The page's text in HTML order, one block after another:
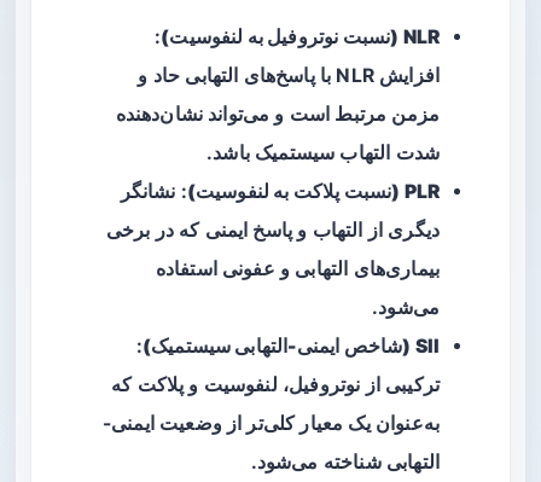
NLR (نسبت نوتروفیل به لنفوسیت)
:
افزایش NLR با پاسخ‌های التهابی حاد و
مزمن مرتبط است و می‌تواند نشان‌دهنده
شدت التهاب سیستمیک باشد.
PLR (نسبت پلاکت به لنفوسیت)
: نشانگر
دیگری از التهاب و پاسخ ایمنی که در برخی
بیماری‌های التهابی و عفونی استفاده
می‌شود.
SII (شاخص ایمنی-التهابی سیستمیک)
:
ترکیبی از نوتروفیل، لنفوسیت و پلاکت که
به‌عنوان یک معیار کلی‌تر از وضعیت ایمنی-
التهابی شناخته می‌شود.